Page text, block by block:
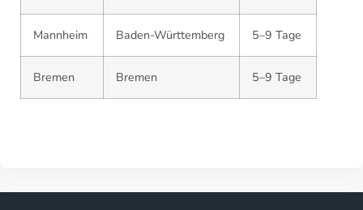
Mannheim Baden-Württemberg 5–9 Tage
Bremen Bremen 5–9 Tage